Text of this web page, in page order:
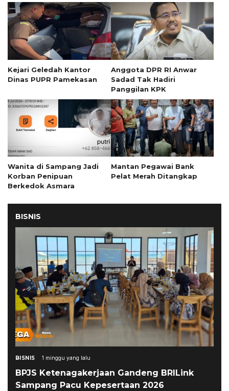
Kejari Geledah Kantor
Dinas PUPR Pamekasan
Anggota DPR RI Anwar
Sadad Tak Hadiri
Panggilan KPK
Wanita di Sampang Jadi
Korban Penipuan
Berkedok Asmara
Mantan Pegawai Bank
Pelat Merah Ditangkap
BISNIS
BISNIS 1 minggu yang lalu
BPJS Ketenagakerjaan Gandeng BRILink
Sampang Pacu Kepesertaan 2026